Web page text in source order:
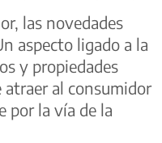
las novedades
aspecto ligado a la
y propiedades
atraer al consumidor
por la vía de la